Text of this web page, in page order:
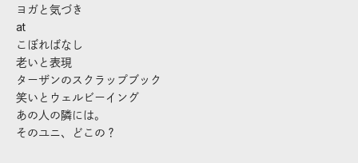
ヨガと気づき
at
こぼればなし
老いと表現
ターザンのスクラップブック
笑いとウェルビーイング
あの人の隣には。
そのユニ、どこの？